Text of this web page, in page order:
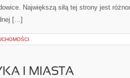
Największą siłą tej strony jest
[…]
I MIASTA